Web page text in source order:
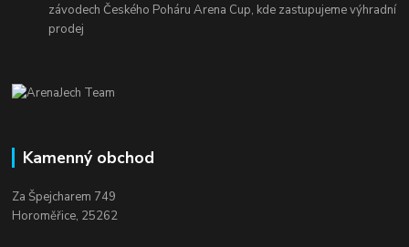
závodech Českého Poháru Arena Cup, kde zastupujeme výhradní
prodej
Kamenný obchod
Za Špejcharem 749
Horoměřice, 25262